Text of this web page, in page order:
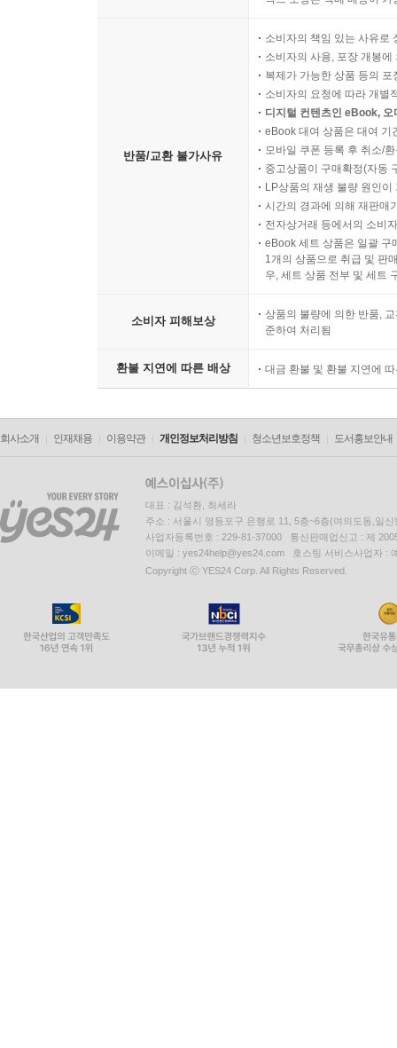
반품/교환 불가사유
소비자의 책임 있는 사유로
소비자의 사용, 포장 개봉
복제가 가능한 상품 등의
소비자의 요청에 따라 개별
디지털 컨텐츠인 eBook,
eBook 대여 상품은 대여 기
모바일 쿠폰 등록 후 취소/
중고상품이 구매확정(자동
LP상품의 재생 불량 원인
시간의 경과에 의해 재판매
전자상거래 등에서의 소비
eBook 세트 상품은 일괄 구
1개의 상품으로 취급 및 판
우, 세트 상품 전부 및 세트
소비자 피해보상
상품의 불량에 의한 반품,
준하여 처리됨
환불 지연에 따른 배상 대금 환불 및 환불 지연에
회사소개 인재채용 이용약관 개인정보처리방침 청소년보호정책 도서홍보안내
대표 : 김석환, 최세라
주소 : 서울시 영등포구 은행로 11, 5층~6층(여의도동,일신
사업자등록번호 : 229-81-37000 통신판매업신고 : 제
이메일 : yes24help@yes24.com 호스팅 서비스사업자 :
Copyright ⓒ YES24 Corp. All Rights Reserved.